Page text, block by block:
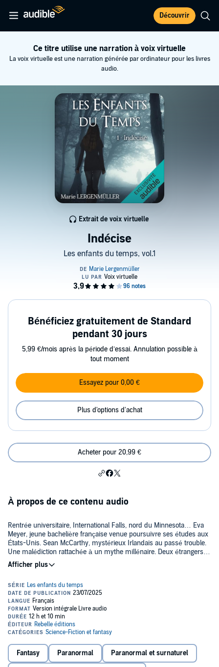
Découvrir
Ce titre utilise une narration à voix virtuelle
La voix virtuelle est une narration générée par ordinateur pour les livres
audio.
Indécise
Les enfants du temps, vol.1
Extrait de voix virtuelle
Bénéficiez gratuitement de Standard
pendant 30 jours
5,99 €/mois après la période d’essai. Annulation possible à
tout moment
Essayez pour 0,00 €
Plus d'options d'achat
Acheter pour 20,99 €
À propos de ce contenu audio
Rentrée universitaire, International Falls, nord du Minnesota… Eva
Meyer, jeune bachelière française venue poursuivre ses études aux
États-Unis. Sean McCarthy, mystérieux Irlandais au passé trouble.
Une malédiction rattachée à un mythe millénaire. Deux étrangers,
deux destins, une rencontre inattendue et dangereuse. Tout devrait
les opposer et pourtant… Entre folklore irlandais et aventure
les aventures de Eva et Sean, deux personnes qui n'auraient jamais
dû se rencontrer…
©2023 Marie Lergenmüller
Fantasy Paranormal Paranormal et surnaturel